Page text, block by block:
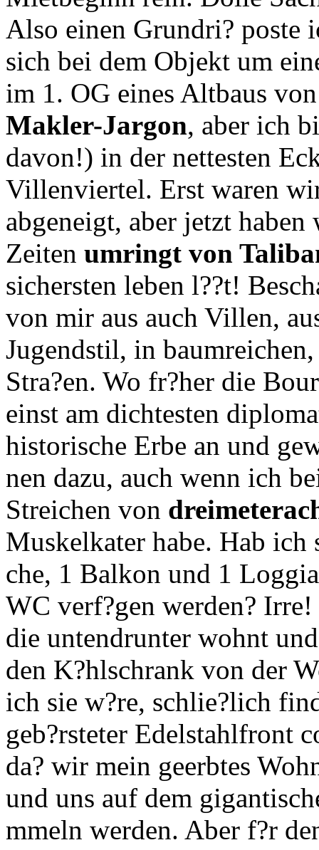
Also einen Grundri? poste
sich bei dem Objekt um
im 1. OG eines Altbaus
Makler-Jargon, aber ich
davon!) in der nettesten
Villenviertel. Erst waren
abgeneigt, aber jetzt
Zeiten umringt von
sichersten leben l??t!
von mir aus auch Villen,
Jugendstil, in
Stra?en. Wo fr?her die
einst am dichtesten
historische Erbe an und
nen dazu, auch wenn ich
Streichen von
Muskelkater habe. Hab ich
che, 1 Balkon und 1
WC verf?gen werden?
die untendrunter wohnt
den K?hlschrank von der
ich sie w?re, schlie?lich
geb?rsteter Edelstahlfront
da? wir mein geerbtes
und uns auf dem
mmeln werden. Aber f?r